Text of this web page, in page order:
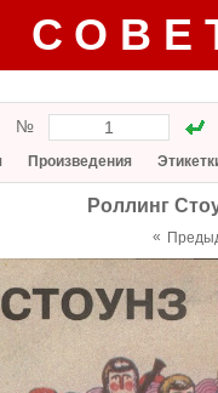
№
Произведения
Роллинг
«